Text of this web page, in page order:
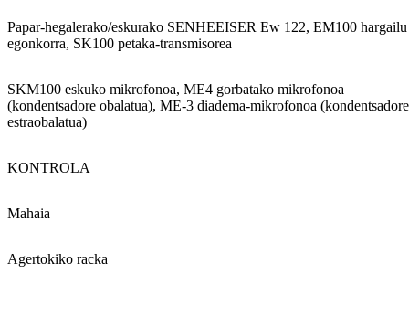
Papar-hegalerako/eskurako SENHEEISER Ew 122, EM100 hargailu
egonkorra, SK100 petaka-transmisorea
SKM100 eskuko mikrofonoa, ME4 gorbatako mikrofonoa
(kondentsadore obalatua), ME-3 diadema-mikrofonoa (kondentsadore
estraobalatua)
KONTROLA
Mahaia
Agertokiko racka